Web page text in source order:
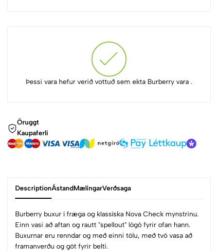
Þessi vara hefur verið vottuð sem ekta Burberry vara .
Öruggt
Kaupaferli
DescriptionÁstandMælingarVerðsaga
Burberry buxur í fræga og klassíska Nova Check mynstrinu.
Einn vasi að aftan og rautt "spellout" lógó fyrir ofan hann.
Buxurnar eru renndar og með einni tölu, með tvö vasa að
framanverðu og göt fyrir belti.